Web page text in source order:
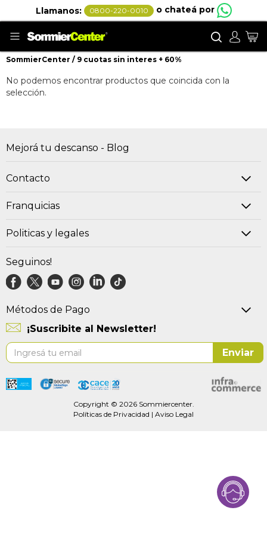
Llamanos: 0800-220-0010 o chateá por
Buscar
SommierCenter 9 cuotas sin interes + 60%
9 cuotas sin interes + 60%
No podemos encontrar productos que coincida con la
selección.
Mejorá tu descanso - Blog
Contacto
Franquicias
Politicas y legales
¡Suscribite al Newsletter!
Suscríbase
al
informativo:
Enviar
Seguinos!
Métodos de Pago
Copyright © 2026 Sommiercenter.
Políticas de Privacidad | Aviso Legal